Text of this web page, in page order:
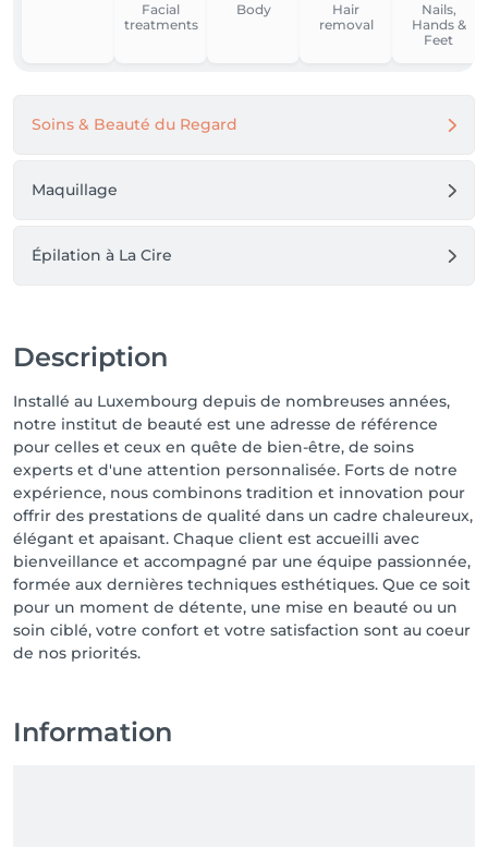
Facial
treatments
Body
Hair
removal
Nails,
Hands &
Feet
Soins & Beauté du Regard
Maquillage
Épilation à La Cire
Description
Installé au Luxembourg depuis de nombreuses années,
notre institut de beauté est une adresse de référence
pour celles et ceux en quête de bien-être, de soins
experts et d'une attention personnalisée. Forts de notre
expérience, nous combinons tradition et innovation pour
offrir des prestations de qualité dans un cadre chaleureux,
élégant et apaisant. Chaque client est accueilli avec
bienveillance et accompagné par une équipe passionnée,
formée aux dernières techniques esthétiques. Que ce soit
pour un moment de détente, une mise en beauté ou un
soin ciblé, votre confort et votre satisfaction sont au coeur
de nos priorités.
Information